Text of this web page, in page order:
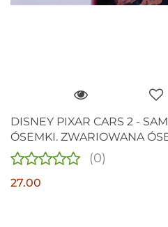
DISNEY PIXAR CARS 2 -
ÓSEMKI. ZWARIOWANA
(0)
27.00